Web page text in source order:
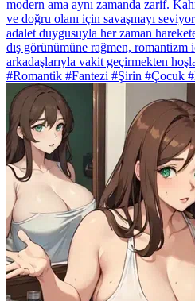
modern ama aynı zamanda zarif.
ve doğru olanı için savaşmayı
adalet duygusuyla her zaman
dış görünümüne rağmen,
arkadaşlarıyla vakit geçirmekten
#Romantik #Fantezi #Şirin #Çocuk